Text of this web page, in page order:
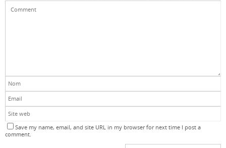
Save my name, email, and site URL in my browser for next time I post a
comment.